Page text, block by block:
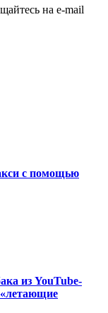
на e-mail
с помощью
из YouTube-